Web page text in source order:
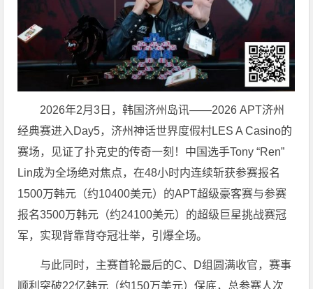
2026年2月3日，韩国济州岛讯——2026 APT济州
经典赛进入Day5，济州神话世界度假村LES A Casino的
赛场，见证了扑克史的传奇一刻！中国选手Tony “Ren”
Lin成为全场绝对焦点，在48小时内连续斩获参赛报名
1500万韩元（约10400美元）的APT超级豪客赛与参赛
报名3500万韩元（约24100美元）的超级巨星挑战赛冠
军，实现背靠背夺冠壮举，引爆全场。
与此同时，主赛首轮最后的C、D组圆满收官，赛事
顺利突破22亿韩元（约150万美元）保底，总参赛人次